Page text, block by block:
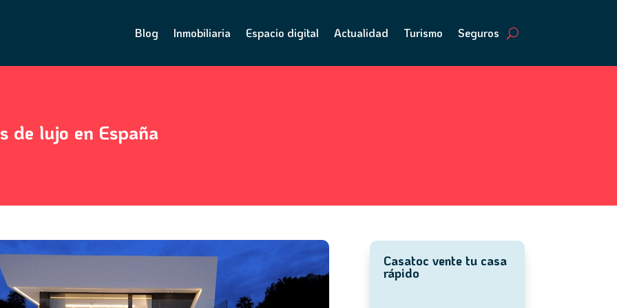
Blog Inmobiliaria Espacio digital Actualidad Turismo Seguros
de lujo en España
Casatoc vente tu casa
rápido